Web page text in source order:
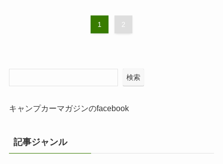
1 2
検索
キャンプカーマガジンのfacebook
記事ジャンル